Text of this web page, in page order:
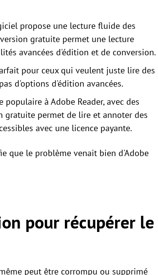
propose une lecture fluide des
gratuite permet une lecture
avancées d'édition et de conversion.
pour ceux qui veulent juste lire des
d'options d'édition avancées.
populaire à Adobe Reader, avec des
gratuite permet de lire et annoter des
avec une licence payante.
que le problème venait bien d'Adobe
pour récupérer le
peut être corrompu ou supprimé